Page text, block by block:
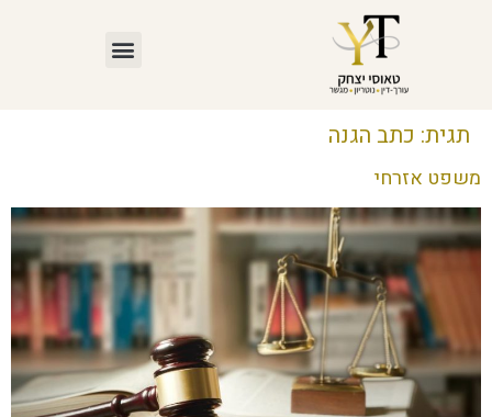
תגית: כתב הגנה
משפט אזרחי